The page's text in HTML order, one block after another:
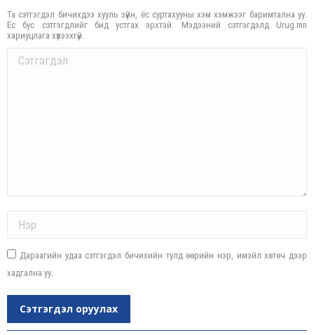
Та сэтгэгдэл бичихдээ хууль зүйн, ёс суртахууны хэм хэмжээг баримтална уу.
Ёс бус сэтгэгдлийг бид устгах эрхтэй. Мэдээний сэтгэгдэлд Urug.mn
хариуцлага хүлээхгүй.
Comment
Дараагийн удаа сэтгэгдэл бичихийн тулд өөрийн нэр, имэйл хөтөч дээр
хадгална уу.
Сэтгэгдэл оруулах